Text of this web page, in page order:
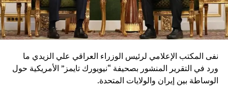
نفى المكتب الإعلامي لرئيس الوزراء العراقي علي الزيدي ما
ورد في التقرير المنشور بصحيفة “نيويورك تايمز” الأمريكية حول
الوساطة بين إيران والولايات المتحدة.